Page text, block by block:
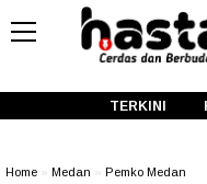
TERKINI
Home Medan Pemko Medan